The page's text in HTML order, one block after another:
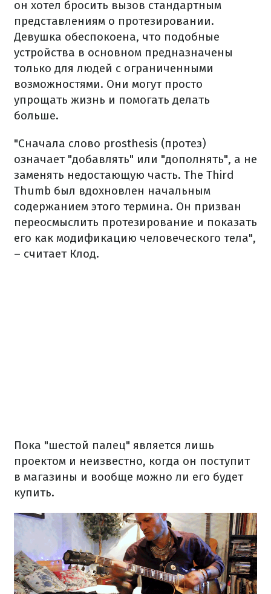
он хотел бросить вызов стандартным
представлениям о протезировании.
Девушка обеспокоена, что подобные
устройства в основном предназначены
только для людей с ограниченными
возможностями. Они могут просто
упрощать жизнь и помогать делать
больше.
"Сначала слово prosthesis (протез)
означает "добавлять" или "дополнять", а не
заменять недостающую часть. The Third
Thumb был вдохновлен начальным
содержанием этого термина. Он призван
переосмыслить протезирование и показать
его как модификацию человеческого тела",
– считает Клод.
Пока "шестой палец" является лишь
проектом и неизвестно, когда он поступит
в магазины и вообще можно ли его будет
купить.